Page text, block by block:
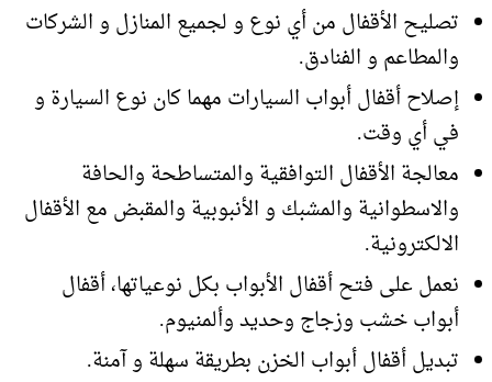
تصليح الأقفال من أي نوع و لجميع المنازل و الشركات
والمطاعم و الفنادق.
إصلاح أقفال أبواب السيارات مهما كان نوع السيارة و
في أي وقت.
معالجة الأقفال التوافقية والمتساطحة والحافة
والاسطوانية والمشبك و الأنبوبية والمقبض مع الأقفال
الالكترونية.
نعمل على فتح أقفال الأبواب بكل نوعياتها، أقفال
أبواب خشب وزجاج وحديد وألمنيوم.
تبديل أقفال أبواب الخزن بطريقة سهلة و آمنة.